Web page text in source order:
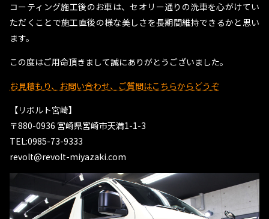
コーティング施工後のお車は、セオリー通りの洗車を心がけてい
ただくことで施工直後の様な美しさを長期間維持できるかと思い
ます。
この度はご用命頂きまして誠にありがとうございました。
お見積もり、お問い合わせ、ご質問はこちらからどうぞ
【リボルト宮崎】
〒880-0936 宮崎県宮崎市天満1-1-3
TEL:0985-73-9333
revolt@revolt-miyazaki.com